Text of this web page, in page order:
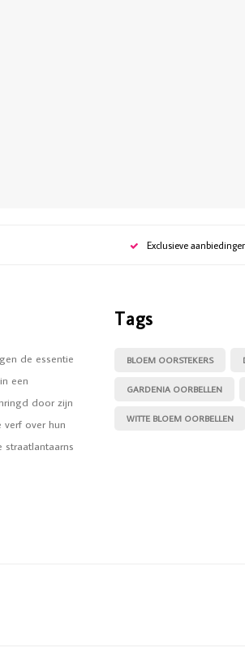
Exclusieve
de essentie
een
door zijn
over hun
Tags
BLOEM OORSTEKERS
GARDENIA OORBELLEN
WITTE BLOEM OORBELLEN